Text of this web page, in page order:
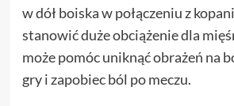
w dół boiska w połączeniu z
stanowić duże obciążenie dla
może pomóc uniknąć obrażeń na
gry i zapobiec ból po meczu.